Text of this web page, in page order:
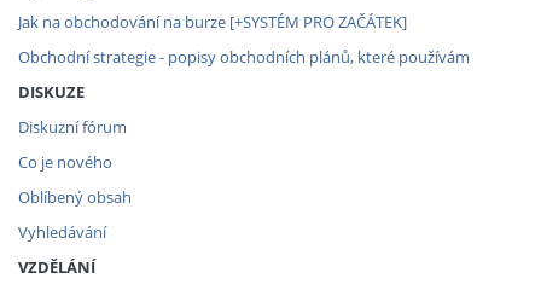
Jak na obchodování na burze [+SYSTÉM PRO ZAČÁTEK]
Obchodní strategie - popisy obchodních plánů, které používám
DISKUZE
Diskuzní fórum
Co je nového
Oblíbený obsah
Vyhledávání
VZDĚLÁNÍ